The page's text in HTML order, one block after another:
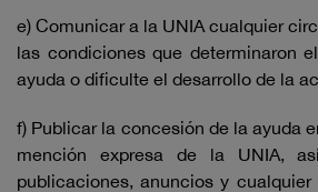
e) Comunicar a la UNIA cualquier
las condiciones que determinaron
ayuda o dificulte el desarrollo de la
f) Publicar la concesión de la ayuda
mención expresa de la UNIA,
publicaciones, anuncios y